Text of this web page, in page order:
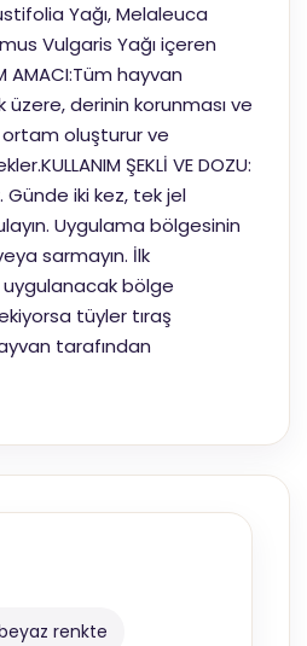
Yağı, Melaleuca
Vulgaris Yağı içeren
AMACI:Tüm hayvan
üzere, derinin korunması ve
ortam oluşturur ve
ŞEKLİ VE DOZU:
Günde iki kez, tek jel
Uygulama bölgesinin
sarmayın. İlk
bölge
tüyler tıraş
tarafından
beyaz renkte